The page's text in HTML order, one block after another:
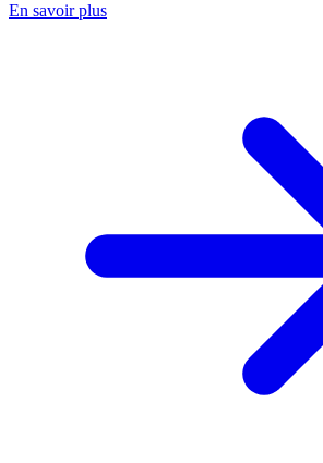
En savoir plus